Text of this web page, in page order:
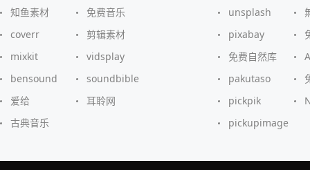
知鱼素材
免费音乐
coverr
剪辑素材
mixkit
vidsplay
bensound
soundbible
爱给
耳聆网
古典音乐
unsplash
pixabay
免费自然库
pakutaso
pickpik
pickupimage